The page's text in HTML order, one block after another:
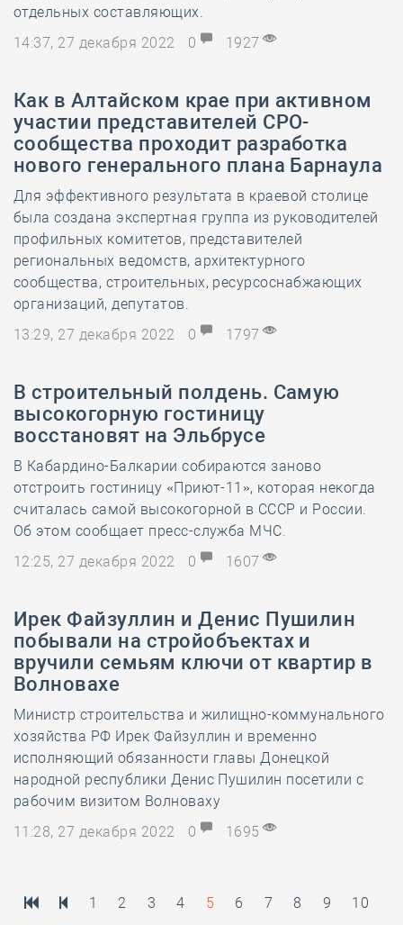
отдельных составляющих.
14:37, 27 декабря 2022
0 1927
Как в Алтайском крае при активном
участии представителей СРО-
сообщества проходит разработка
нового генерального плана Барнаула
Для эффективного результата в краевой столице
была создана экспертная группа из руководителей
профильных комитетов, представителей
региональных ведомств, архитектурного
сообщества, строительных, ресурсоснабжающих
организаций, депутатов.
13:29, 27 декабря 2022
0 1797
В строительный полдень. Самую
высокогорную гостиницу
восстановят на Эльбрусе
В Кабардино-Балкарии собираются заново
отстроить гостиницу «Приют-11», которая некогда
считалась самой высокогорной в СССР и России.
Об этом сообщает пресс-служба МЧС.
12:25, 27 декабря 2022
0 1607
Ирек Файзуллин и Денис Пушилин
побывали на стройобъектах и
вручили семьям ключи от квартир в
Волновахе
Министр строительства и жилищно-коммунального
хозяйства РФ Ирек Файзуллин и временно
исполняющий обязанности главы Донецкой
народной республики Денис Пушилин посетили с
рабочим визитом Волноваху
11:28, 27 декабря 2022
0 1695
1 2 3 4 5 6 7 8 9 10